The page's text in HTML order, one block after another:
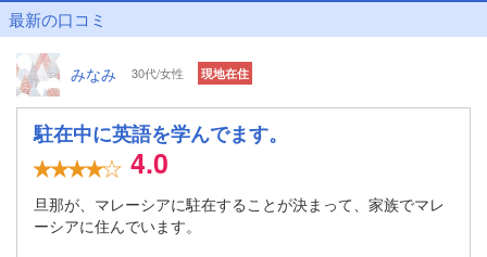
最新の口コミ
みなみ 30代/女性 現地在住
駐在中に英語を学んでます。
4.0
旦那が、マレーシアに駐在することが決まって、家族でマレ
ーシアに住んでいます。